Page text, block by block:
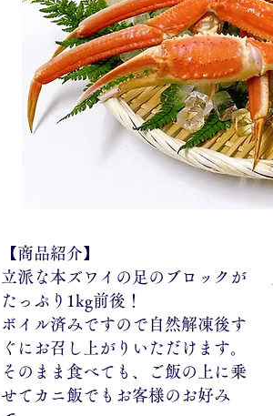
【商品紹介】
立派な本ズワイの足のブロックが
たっぷり1kg前後！
ボイル済みですので自然解凍後す
ぐにお召し上がりいただけます。
そのまま食べても、ご飯の上に乗
せてカニ飯でもお客様のお好み